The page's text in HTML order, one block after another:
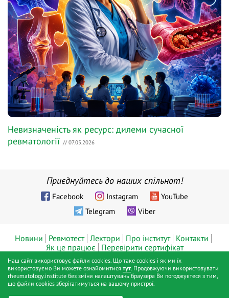
Невизначеність як ресурс: дилеми сучасної
ревматології // 07.05.2026
Приєднуйтесь до наших спільнот!
Facebook Instagram
YouTube
Telegram
Viber
Новини Ревмотест Лектори Про інститут Контакти
Як це працює
Перевірити сертифікат
© ТОВ «Діджитал хелс», Інститут ревматології™, Київ, 2019 - 2026
pp.
Публічна оферта | Політика конфіденційності
Наш сайт використовує файли cookies. Що таке cookies і як ми їх
використовуємо Ви можете ознайомитися тут. Продовжуючи використовувати
rheumatology.institute без зміни налаштувань браузера Ви погоджуєтеся з тим,
що файли cookies зберігатимуться на вашому пристрої.